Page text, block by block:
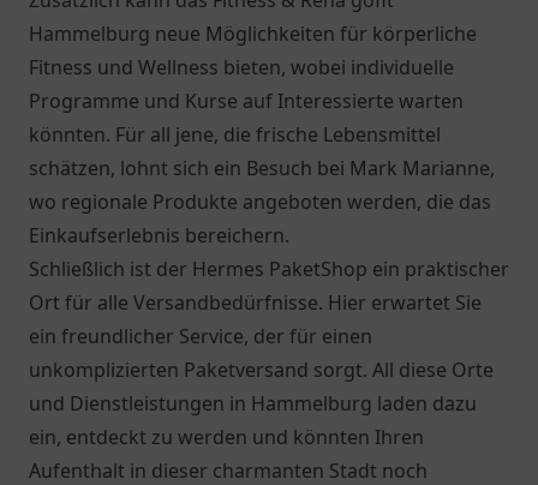
Hammelburg neue Möglichkeiten für körperliche
Fitness und Wellness bieten, wobei individuelle
Programme und Kurse auf Interessierte warten
könnten. Für all jene, die frische Lebensmittel
schätzen, lohnt sich ein Besuch bei Mark Marianne,
wo regionale Produkte angeboten werden, die das
Einkaufserlebnis bereichern.
Schließlich ist der Hermes PaketShop ein praktischer
Ort für alle Versandbedürfnisse. Hier erwartet Sie
ein freundlicher Service, der für einen
unkomplizierten Paketversand sorgt. All diese Orte
und Dienstleistungen in Hammelburg laden dazu
ein, entdeckt zu werden und könnten Ihren
Aufenthalt in dieser charmanten Stadt noch